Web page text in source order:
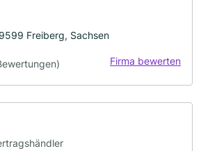
Freiberg, Sachsen
Firma bewerten